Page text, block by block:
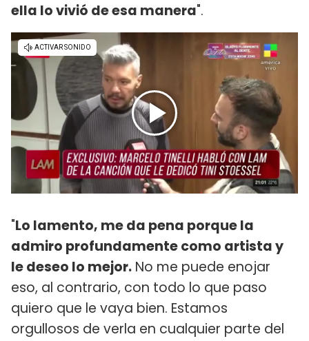
ella lo vivió de esa manera".
"Lo lamento, me da pena porque la
admiro profundamente como artista y
le deseo lo mejor. No me puede enojar
eso, al contrario, con todo lo que paso
quiero que le vaya bien. Estamos
orgullosos de verla en cualquier parte del